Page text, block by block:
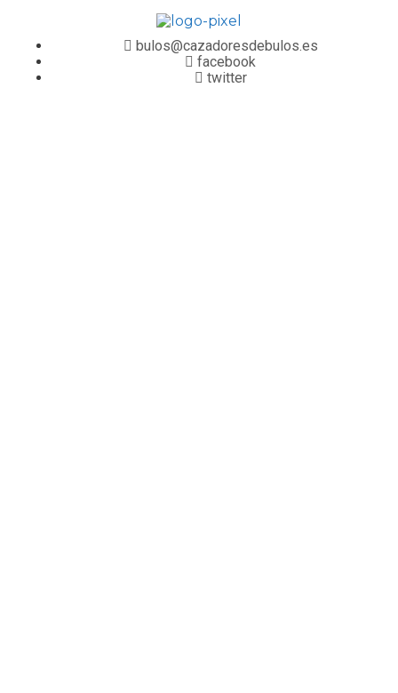
bulos@cazadoresdebulos.es
facebook
twitter